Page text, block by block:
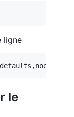
ligne :
le